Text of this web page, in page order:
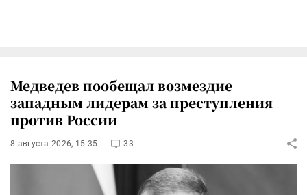
Медведев пообещал возмездие
западным лидерам за преступления
против России
8 августа 2026, 15:35 33